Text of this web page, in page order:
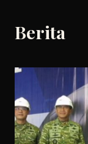
Berita